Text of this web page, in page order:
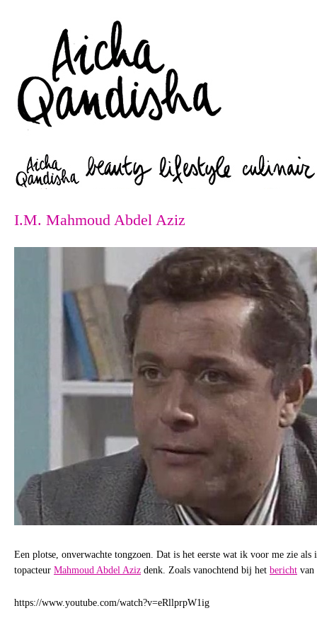
I.M. Mahmoud Abdel Aziz
Een plotse, onverwachte tongzoen. Dat is het eerste wat ik voor me zie als
topacteur Mahmoud Abdel Aziz denk. Zoals vanochtend bij het bericht
https://www.youtube.com/watch?v=eRllprpW1ig